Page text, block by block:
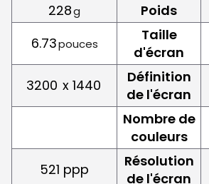
228g
Poids
6.73pouces
Taille
d'écran
3200 x 1440
Définition
de l'écran
Nombre de
couleurs
521 ppp
Résolution
de l'écran